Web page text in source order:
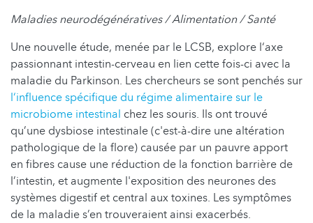
Maladies neurodégénératives / Alimentation / Santé
Une nouvelle étude, menée par le LCSB, explore l‘axe
passionnant intestin-cerveau en lien cette fois-ci avec la
maladie du Parkinson. Les chercheurs se sont penchés sur
l‘influence spécifique du régime alimentaire sur le
microbiome intestinal chez les souris. Ils ont trouvé
qu’une dysbiose intestinale (c'est-à-dire une altération
pathologique de la flore) causée par un pauvre apport
en fibres cause une réduction de la fonction barrière de
l’intestin, et augmente l'exposition des neurones des
systèmes digestif et central aux toxines. Les symptômes
de la maladie s’en trouveraient ainsi exacerbés.